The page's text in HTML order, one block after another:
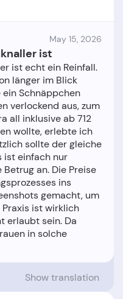
May 15, 2026
ist
ist echt ein Reinfall.
länger im Blick
Schnäppchen
verlockend aus, zum
all inklusive ab 712
wollte, erlebte ich
sollte der gleiche
ist einfach nur
an. Die Preise
ins
gemacht, um
Praxis ist wirklich
erlaubt sein. Da
in solche
Show translation